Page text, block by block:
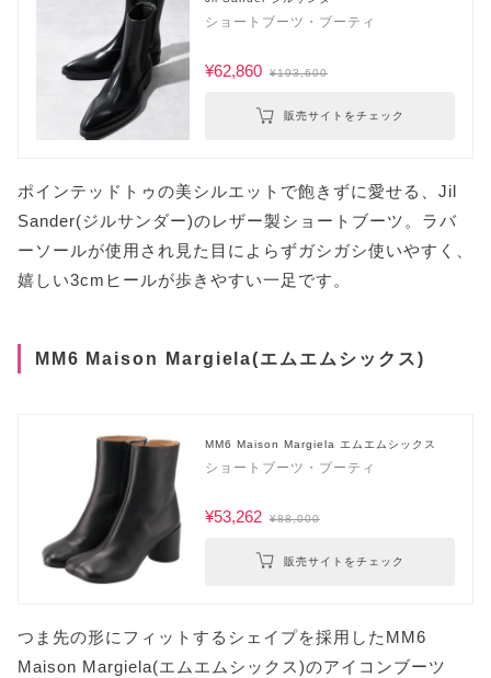
ショートブーツ・ブーティ
¥62,860 ¥193,600
販売サイトをチェック
ポインテッドトゥの美シルエットで飽きずに愛せる、Jil
Sander(ジルサンダー)のレザー製ショートブーツ。ラバ
ーソールが使用され見た目によらずガシガシ使いやすく、
嬉しい3cmヒールが歩きやすい一足です。
MM6 Maison Margiela(エムエムシックス)
MM6 Maison Margiela エムエムシックス
ショートブーツ・ブーティ
¥53,262 ¥88,000
販売サイトをチェック
つま先の形にフィットするシェイプを採用したMM6
Maison Margiela(エムエムシックス)のアイコンブーツ